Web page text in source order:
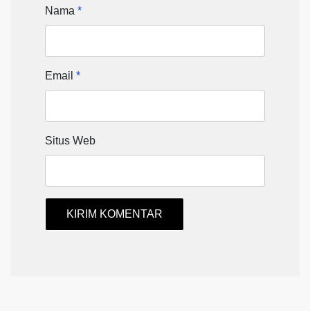
Nama *
Email *
Situs Web